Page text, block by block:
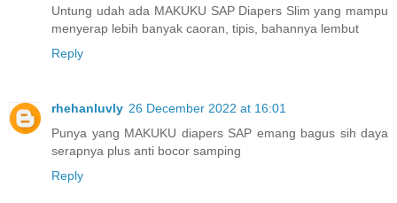
Untung udah ada MAKUKU SAP Diapers Slim yang mampu
menyerap lebih banyak caoran, tipis, bahannya lembut
Reply
rhehanluvly 26 December 2022 at 16:01
Punya yang MAKUKU diapers SAP emang bagus sih daya
serapnya plus anti bocor samping
Reply